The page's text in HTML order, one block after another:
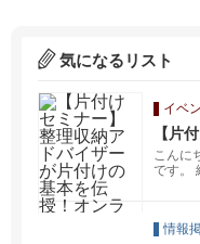
気になるリスト
イベ
【片
ーが
座
こんに
です。
情報